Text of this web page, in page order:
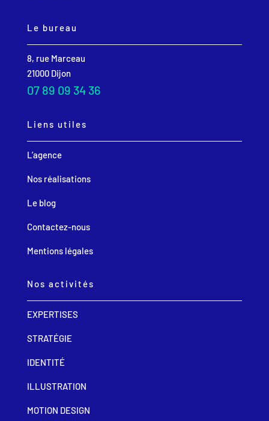
Le bureau
8, rue Marceau
21000 Dijon
07 89 09 34 36
Liens utiles
L’agence
Nos réalisations
Le blog
Contactez-nous
Mentions légales
Nos activités
EXPERTISES
STRATÉGIE
IDENTITÉ
ILLUSTRATION
MOTION DESIGN